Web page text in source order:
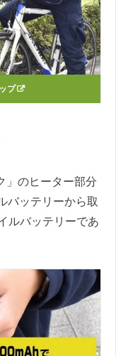
プ
」のヒーター部分
バッテリーから取
ルバッテリーであ